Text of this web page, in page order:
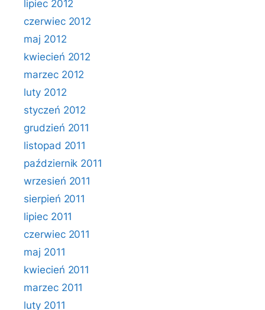
lipiec 2012
czerwiec 2012
maj 2012
kwiecień 2012
marzec 2012
luty 2012
styczeń 2012
grudzień 2011
listopad 2011
październik 2011
wrzesień 2011
sierpień 2011
lipiec 2011
czerwiec 2011
maj 2011
kwiecień 2011
marzec 2011
luty 2011